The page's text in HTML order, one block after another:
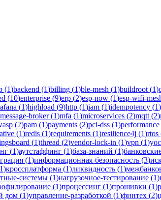
(1)backend (1)billing (1)ble-mesh (1)buildroot (1)
(10)enterprise (9)erp (2)esp-now (1)esp-wifi-
(1)highload (9)http (1)iam (1)idempotency (1)
message-broker(1)mfa (1)microservices (2)mqtt (2)
(2)pam (1)payments (2)pci-dss (1)performance
(1)redis (1)requirements (1)resilience4j (1)rtos
(1)thread (2)vendor-lock-in (1)vpn (1)
(1)аутстаффинг (1)база-знаний (1)
(1)информационная-безопасность (3)
1)кроссплатформа (1)ликвидность (1)
системы (1)нагрузочное-тестирование (1)
(1)процессинг (1)прошивки (1)
дом (1)управление-разработкой (1)финтех (2)